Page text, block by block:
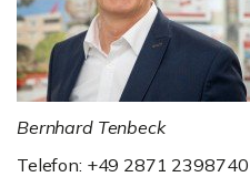
Bernhard Tenbeck
Telefon: +49 2871 2398740